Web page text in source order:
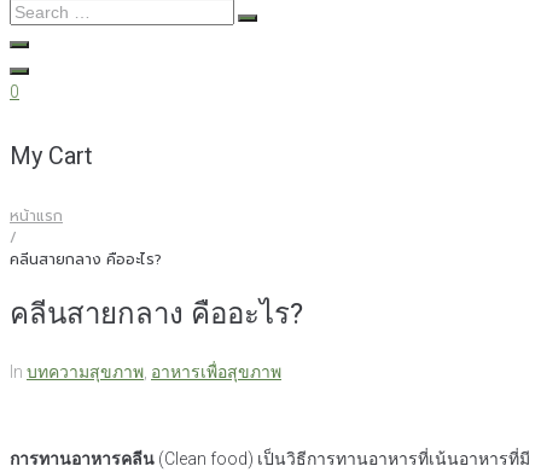
Search
…
0
My Cart
หน้าแรก
/
คลีนสายกลาง คืออะไร?
คลีนสายกลาง คืออะไร?
In บทความสุขภาพ อาหารเพื่อสุขภาพ
การทานอาหารคลีน (Clean food) เป็นวิธีการทานอาหารที่เน้นอาหารที่มี